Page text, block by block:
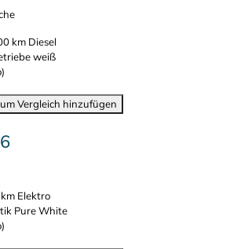
km Diesel
weiß
Vergleich hinzufügen
Elektro
Pure White